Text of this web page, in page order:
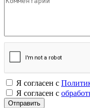
Я согласен с
Я согласен с